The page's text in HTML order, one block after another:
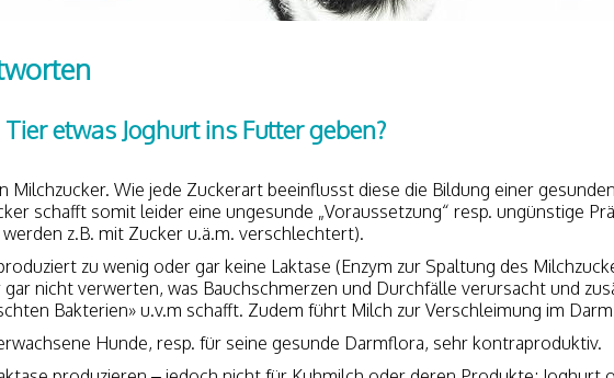
etwas Joghurt ins Futter geben?
Milchzucker. Wie jede Zuckerart beeinflusst diese die Bildung einer
schafft somit leider eine ungesunde „Voraussetzung“ resp. ungünstige
z.B. mit Zucker u.ä.m. verschlechtert).
zu wenig oder gar keine Laktase (Enzym zur Spaltung des
nicht verwerten, was Bauchschmerzen und Durchfälle verursacht und
Bakterien» u.v.m schafft. Zudem führt Milch zur Verschleimung im
Hunde, resp. für seine gesunde Darmflora, sehr kontraproduktiv.